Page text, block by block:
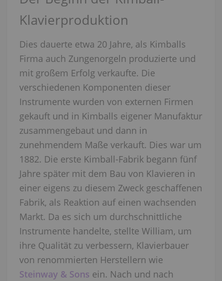
Klavierproduktion
Dies dauerte etwa 20 Jahre, als Kimballs
Firma auch Zungenorgeln produzierte und
mit großem Erfolg verkaufte. Die
verschiedenen Komponenten dieser
Instrumente wurden von externen Firmen
gekauft und in Kimballs eigener Manufaktur
zusammengebaut und dann in
zunehmendem Maße verkauft. Dies war um
1882. Die erste Kimball-Fabrik begann fünf
Jahre später mit dem Bau von Klavieren in
einer eigens zu diesem Zweck geschaffenen
Fabrik, als Reaktion auf einen wachsenden
Markt. Da es sich um durchschnittliche
Instrumente handelte, stellte William, um
ihre Qualität zu verbessern, Klavierbauer
von renommierten Herstellern wie
Steinway & Sons ein. Nach und nach